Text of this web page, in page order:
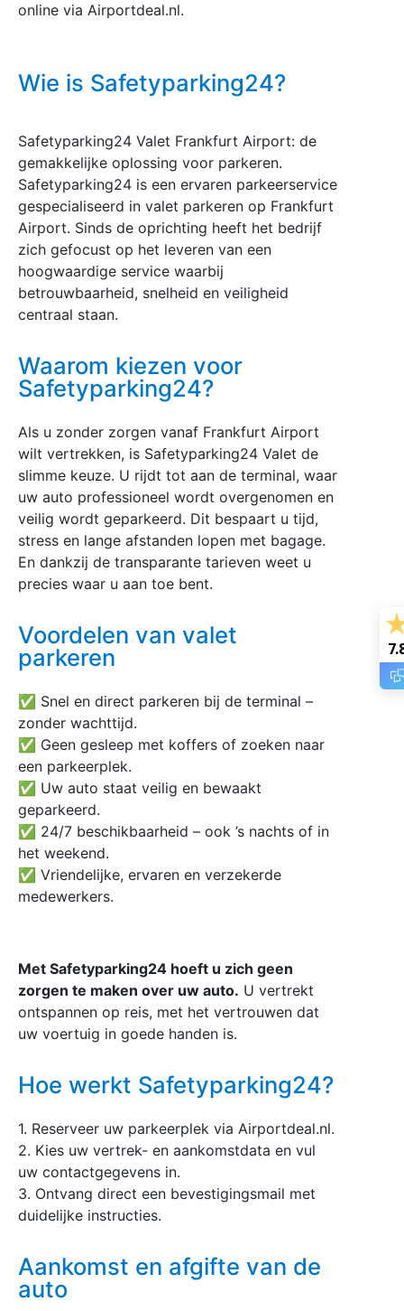
online via Airportdeal.nl.
Wie is Safetyparking24?
Safetyparking24 Valet Frankfurt Airport: de
gemakkelijke oplossing voor parkeren.
Safetyparking24 is een ervaren parkeerservice
gespecialiseerd in valet parkeren op Frankfurt
Airport. Sinds de oprichting heeft het bedrijf
zich gefocust op het leveren van een
hoogwaardige service waarbij
betrouwbaarheid, snelheid en veiligheid
centraal staan.
Waarom kiezen voor
Safetyparking24?
Als u zonder zorgen vanaf Frankfurt Airport
wilt vertrekken, is Safetyparking24 Valet de
slimme keuze. U rijdt tot aan de terminal, waar
uw auto professioneel wordt overgenomen en
veilig wordt geparkeerd. Dit bespaart u tijd,
stress en lange afstanden lopen met bagage.
En dankzij de transparante tarieven weet u
precies waar u aan toe bent.
Voordelen van valet
parkeren
✅ Snel en direct parkeren bij de terminal –
zonder wachttijd.
✅ Geen gesleep met koffers of zoeken naar
een parkeerplek.
✅ Uw auto staat veilig en bewaakt
geparkeerd.
✅ 24/7 beschikbaarheid – ook ’s nachts of in
het weekend.
✅ Vriendelijke, ervaren en verzekerde
medewerkers.
Met Safetyparking24 hoeft u zich geen
zorgen te maken over uw auto. U vertrekt
ontspannen op reis, met het vertrouwen dat
uw voertuig in goede handen is.
Hoe werkt Safetyparking24?
1. Reserveer uw parkeerplek via Airportdeal.nl.
2. Kies uw vertrek- en aankomstdata en vul
uw contactgegevens in.
3. Ontvang direct een bevestigingsmail met
duidelijke instructies.
Aankomst en afgifte van de
auto